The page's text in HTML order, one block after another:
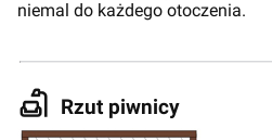
niemal do każdego otoczenia.
Rzut piwnicy